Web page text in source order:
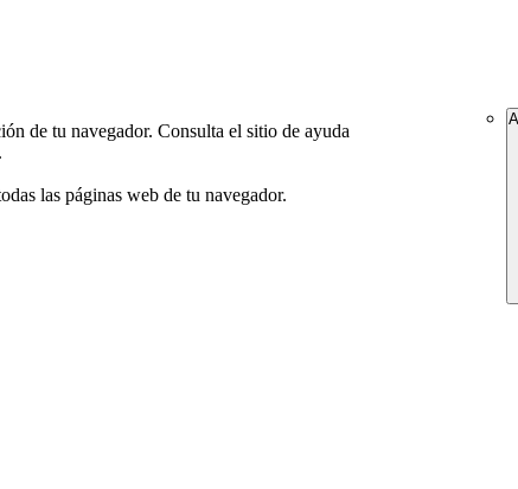
de tu navegador. Consulta el sitio de ayuda
las páginas web de tu navegador.